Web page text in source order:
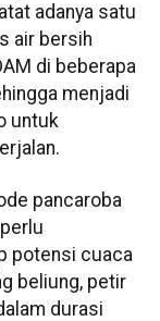
adanya satu
air bersih
di beberapa
menjadi
untuk
pancaroba
potensi cuaca
beliung, petir
durasi